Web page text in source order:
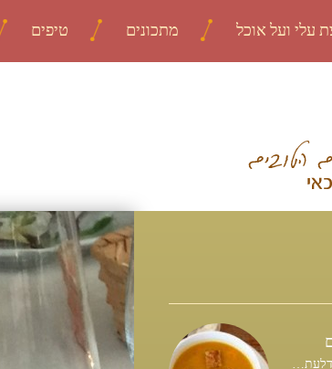
עלי ועל אוכל מתכונים טיפים